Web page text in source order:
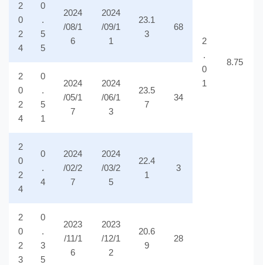
2
.
0
1
8.75
2
0
2
4
0
.
5
5
2024
/08/1
6
2024
/09/1
1
23.1
3
68
2
0
2
4
0
.
5
1
2024
/05/1
7
2024
/06/1
3
23.5
7
34
2
0
2
4
0
.
4
2024
/02/2
7
2024
/03/2
5
22.4
1
3
2
0
2
3
0
.
3
5
2023
/11/1
6
2023
/12/1
2
20.6
9
28